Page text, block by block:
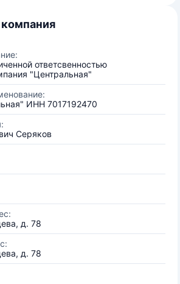
ответсвенностью
"Центральная"
ИНН 7017192470
Серяков
д. 78
д. 78